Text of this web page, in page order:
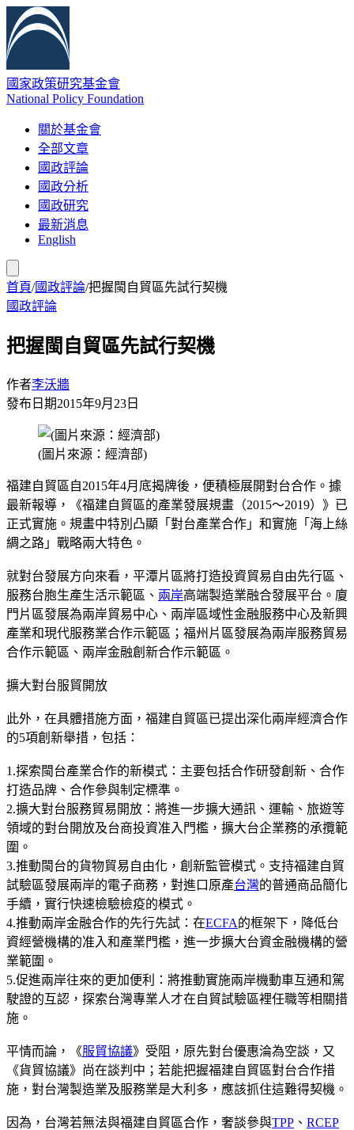
國家政策研究基金會
National Policy Foundation
關於基金會
全部文章
國政評論
國政分析
國政研究
最新消息
English
首頁/國政評論/把握閩自貿區先試行契機
國政評論
把握閩自貿區先試行契機
作者李沃牆
發布日期2015年9月23日
(圖片來源：經濟部)
福建自貿區自2015年4月底揭牌後，便積極展開對台合作。據
最新報導，《福建自貿區的產業發展規畫（2015～2019）》已
正式實施。規畫中特別凸顯「對台產業合作」和實施「海上絲
綢之路」戰略兩大特色。
就對台發展方向來看，平潭片區將打造投資貿易自由先行區、
服務台胞生產生活示範區、 兩岸高端製造業融合發展平台。廈
門片區發展為兩岸貿易中心、兩岸區域性金融服務中心及新興
產業和現代服務業合作示範區；福州片區發展為兩岸服務貿易
合作示範區、兩岸金融創新合作示範區。
擴大對台服貿開放
此外，在具體措施方面，福建自貿區已提出深化兩岸經濟合作
的5項創新舉措，包括：
1.探索閩台產業合作的新模式：主要包括合作研發創新、合作
打造品牌、合作參與制定標準。
2.擴大對台服務貿易開放：將進一步擴大通訊、運輸、旅遊等
領域的對台開放及台商投資准入門檻，擴大台企業務的承攬範
圍。
3.推動閩台的貨物貿易自由化，創新監管模式。支持福建自貿
試驗區發展兩岸的電子商務，對進口原產台灣的普通商品簡化
手續，實行快速檢驗檢疫的模式。
4.推動兩岸金融合作的先行先試：在ECFA的框架下，降低台
資經營機構的准入和產業門檻，進一步擴大台資金融機構的營
業範圍。
5.促進兩岸往來的更加便利：將推動實施兩岸機動車互通和駕
駛證的互認，探索台灣專業人才在自貿試驗區裡任職等相關措
施。
平情而論，《服貿協議》受阻，原先對台優惠淪為空談，又
《貨貿協議》尚在談判中；若能把握福建自貿區對台合作措
施，對台灣製造業及服務業是大利多，應該抓住這難得契機。
因為，台灣若無法與福建自貿區合作，奢談參與TPP 、 RCEP